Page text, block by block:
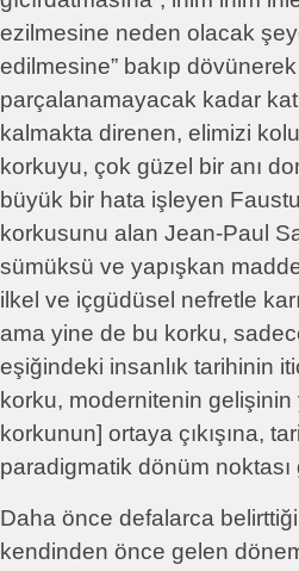
ezilmesine neden olacak
edilmesine” bakıp
parçalanamayacak kadar
kalmakta direnen, elimizi
korkuyu, çok güzel bir anı
büyük bir hata işleyen
korkusunu alan Jean-Paul
sümüksü ve yapışkan
ilkel ve içgüdüsel nefretle
ama yine de bu korku,
eşiğindeki insanlık tarihinin
korku, modernitenin
korkunun] ortaya çıkışına,
paradigmatik dönüm
Daha önce defalarca
kendinden önce gelen